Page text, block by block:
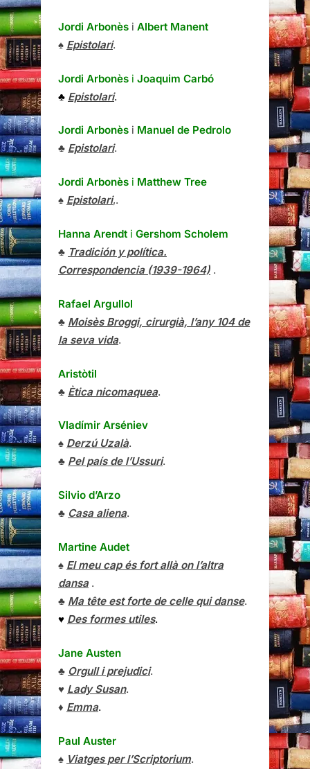
Jordi Arbonès i Albert Manent
♠ Epistolari.
Jordi Arbonès i Joaquim Carbó
♣ Epistolari.
Jordi Arbonès i Manuel de Pedrolo
♣ Epistolari.
Jordi Arbonès i Matthew Tree
♠ Epistolari,.
Hanna Arendt i Gershom Scholem
♣ Tradición y política.
Correspondencia (1939-1964) .
Rafael Argullol
♣ Moisès Broggi, cirurgià, l’any 104 de
la seva vida.
Aristòtil
♣ Ètica nicomaquea.
Vladímir Arséniev
♠ Derzú Uzalà.
♣ Pel país de l’Ussuri.
Silvio d’Arzo
♣ Casa aliena.
Martine Audet
♠ El meu cap és fort allà on l’altra
dansa.
♣ Ma tête est forte de celle qui danse.
♥ Des formes utiles.
Jane Austen
♣ Orgull i prejudici.
♥ Lady Susan.
♦ Emma.
Paul Auster
♠ Viatges per l’Scriptorium.